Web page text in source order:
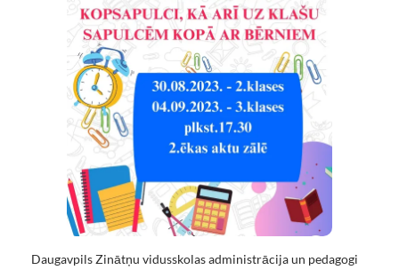
Daugavpils Zinātņu vidusskolas administrācija un pedagogi